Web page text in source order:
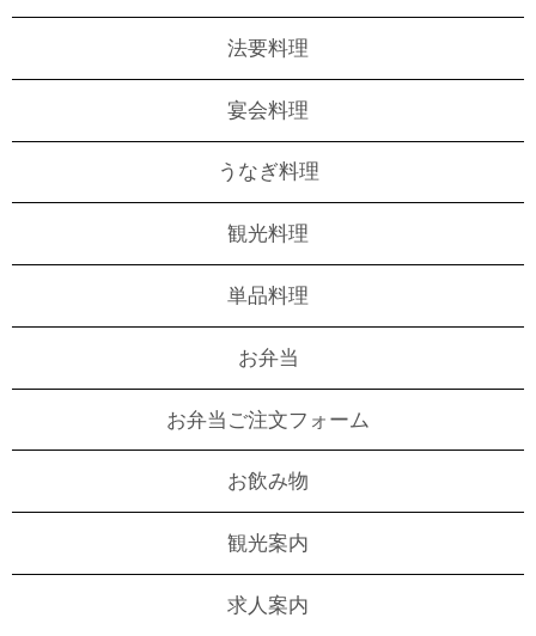
法要料理
宴会料理
うなぎ料理
観光料理
単品料理
お弁当
お弁当ご注文フォーム
お飲み物
観光案内
求人案内